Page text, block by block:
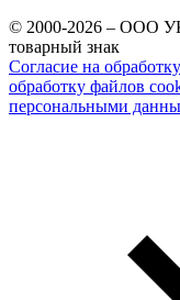
© 2000-2026 – ООО
товарный знак
Согласие на
обработку файлов
персональными